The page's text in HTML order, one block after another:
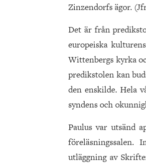
Zinzendorfs ägor.
Det är från
europeiska
Wittenbergs kyrka
predikstolen kan
den enskilde. Hela
syndens och
Paulus var utsänd
föreläsningssalen.
utläggning av